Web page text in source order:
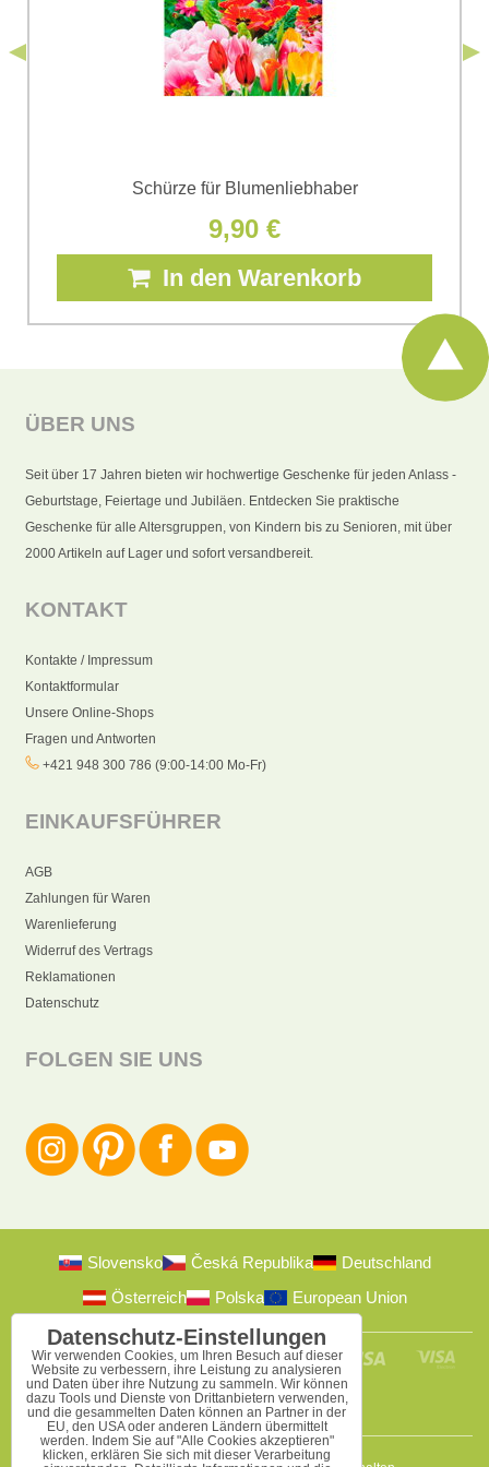
Schürze für Blumenliebhaber
9,90 €
In den Warenkorb
ÜBER UNS
Seit über 17 Jahren bieten wir hochwertige Geschenke für jeden Anlass -
Geburtstage, Feiertage und Jubiläen. Entdecken Sie praktische
Geschenke für alle Altersgruppen, von Kindern bis zu Senioren, mit über
2000 Artikeln auf Lager und sofort versandbereit.
KONTAKT
Kontakte / Impressum
Kontaktformular
Unsere Online-Shops
Fragen und Antworten
+421 948 300 786 (9:00-14:00 Mo-Fr)
EINKAUFSFÜHRER
AGB
Zahlungen für Waren
Warenlieferung
Widerruf des Vertrags
Reklamationen
Datenschutz
FOLGEN SIE UNS
Slovensko Česká Republika
Deutschland
Österreich
Polska European Union
Datenschutz-Einstellungen
Wir verwenden Cookies, um Ihren Besuch auf dieser
Website zu verbessern, ihre Leistung zu analysieren
und Daten über ihre Nutzung zu sammeln. Wir können
dazu Tools und Dienste von Drittanbietern verwenden,
und die gesammelten Daten können an Partner in der
EU, den USA oder anderen Ländern übermittelt
werden. Indem Sie auf "Alle Cookies akzeptieren"
klicken, erklären Sie sich mit dieser Verarbeitung